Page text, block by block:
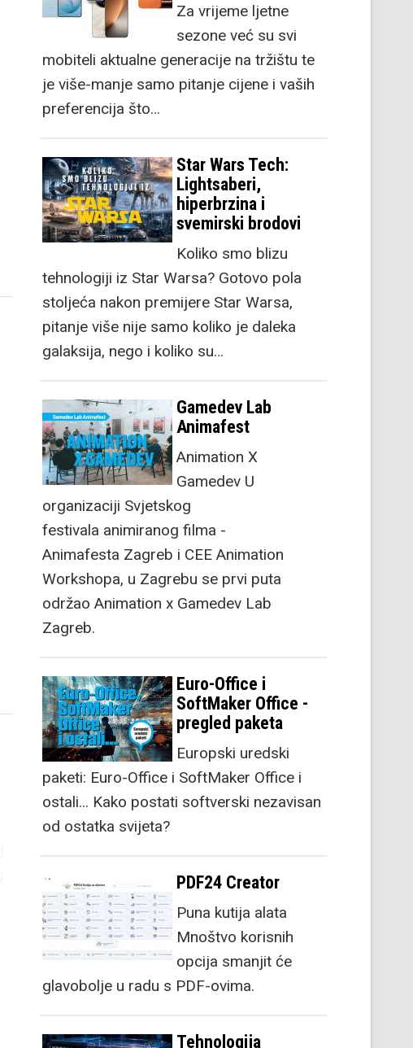
Za vrijeme ljetne
sezone već su svi
mobiteli aktualne generacije na tržištu te
je više-manje samo pitanje cijene i vaših
preferencija što…
Star Wars Tech:
Lightsaberi,
hiperbrzina i
svemirski brodovi
Koliko smo blizu
tehnologiji iz Star Warsa? Gotovo pola
stoljeća nakon premijere Star Warsa,
pitanje više nije samo koliko je daleka
galaksija, nego i koliko su…
Gamedev Lab
Animafest
Animation X
Gamedev U
organizaciji Svjetskog
festivala animiranog filma -
Animafesta Zagreb i CEE Animation
Workshopa, u Zagrebu se prvi puta
održao Animation x Gamedev Lab
Zagreb.
Euro-Office i
SoftMaker Office -
pregled paketa
Europski uredski
paketi: Euro-Office i SoftMaker Office i
ostali... Kako postati softverski nezavisan
od ostatka svijeta?
PDF24 Creator
Puna kutija alata
Mnoštvo korisnih
opcija smanjit će
glavobolje u radu s PDF-ovima.
Tehnologija